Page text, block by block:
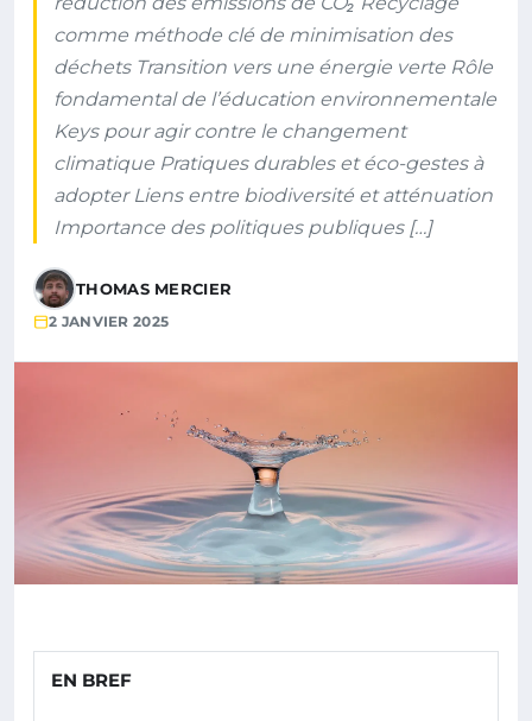
comme méthode clé de minimisation des
déchets Transition vers une énergie verte Rôle
fondamental de l’éducation environnementale
Keys pour agir contre le changement
climatique Pratiques durables et éco-gestes à
adopter Liens entre biodiversité et atténuation
Importance des politiques publiques […]
THOMAS MERCIER
2 JANVIER 2025
EN BREF